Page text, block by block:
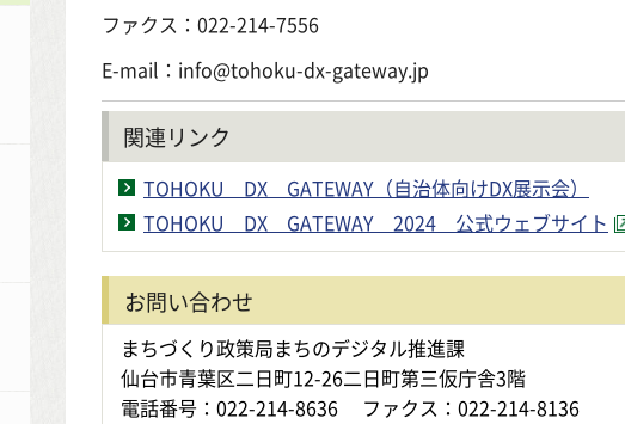
ファクス：022-214-7556
E-mail：info@tohoku-dx-gateway.jp
関連リンク
TOHOKU DX GATEWAY（自治体向けDX展示会）
TOHOKU DX GATEWAY 2024 公式ウェブサイト
お問い合わせ
まちづくり政策局まちのデジタル推進課
仙台市青葉区二日町12-26二日町第三仮庁舎3階
電話番号：022-214-8636
ファクス：022-214-8136